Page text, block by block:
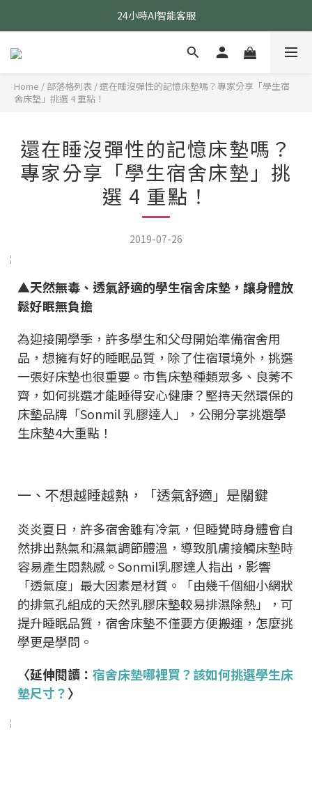
24小時AI智能客服
24小時AI智能客服
指定醫療級款式 贈乳膠枕
Home / 部落格列表 /還在睡沒彈性的記憶床墊嗎？專家分享「學生宿
舍床墊」挑選 4 重點！
還在睡沒彈性的記憶床墊嗎？
專家分享「學生宿舍床墊」挑
選 4 重點！
2019-07-26
▲天然無毒、透氣舒適的學生宿舍床墊，讓身體放
鬆好眠無負擔
為迎接開學季，許多學生和父母開始準備宿舍用
品，想擁有好的睡眠品質，除了住宿環境外，挑選
一張好床墊也很重要。市售床墊種類眾多、良莠不
齊，如何挑選才能睡得安心健康？堅持天然環保的
床墊品牌「Sonmil 乳膠達人」，公開分享挑選學
生床墊4大重點！
一、不想越睡越熱，「透氣舒適」是關鍵
炎炎夏日，許多宿舍雖有冷氣，但睡覺時身體會自
然排出熱氣和濕氣調節體溫，導致肌膚接觸床墊時
容易產生悶熱感。Sonmil乳膠達人指出，影響
「透氣度」最大因素是材質。「由幾千個細小網狀
的排氣孔組成的天然乳膠床墊較易排濕除熱」，可
提升睡眠品質，宿舍床墊不僅要方便搬運，怎麼挑
學更是學問。
〈延伸閱讀： 宿舍床墊哪裡買？該如何挑選學生床
墊尺寸？〉